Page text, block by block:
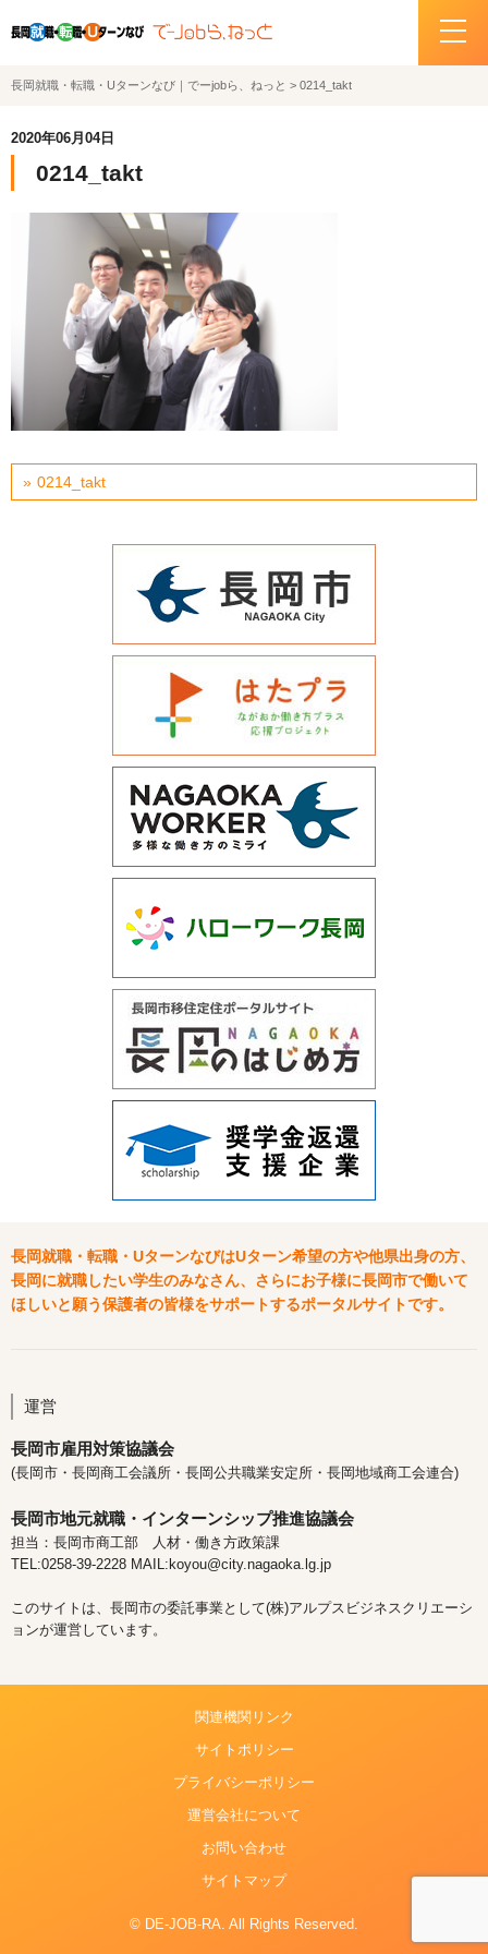
ホーム
企業・求人情報
サポートデスクの紹介
お問い合わせ
関連機関リンク
サイトポリシー
プライバシーポリシー
長岡就職・転職・Uターンなび｜でーjobら、ねっと > 0214_takt
2020年06月04日
0214_takt
0214_takt
長岡就職・転職・UターンなびはUターン希望の方や他県出身の方、
長岡に就職したい学生のみなさん、さらにお子様に長岡市で働いて
ほしいと願う保護者の皆様をサポートするポータルサイトです。
運営
長岡市雇用対策協議会
(長岡市・長岡商工会議所・長岡公共職業安定所・長岡地域商工会連合)
長岡市地元就職・インターンシップ推進協議会
担当：長岡市商工部 人材・働き方政策課
TEL:0258-39-2228 MAIL:koyou@city.nagaoka.lg.jp
このサイトは、長岡市の委託事業として(株)アルプスビジネスクリエーシ
ョンが運営しています。
関連機関リンク
サイトポリシー
プライバシーポリシー
運営会社について
お問い合わせ
サイトマップ
© DE-JOB-RA. All Rights Reserved.